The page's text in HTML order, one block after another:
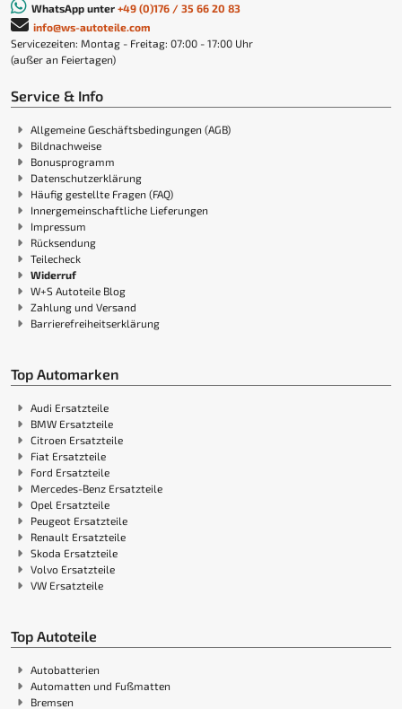
WhatsApp unter +49 (0)176 / 35 66 20 83
info@ws-autoteile.com
Servicezeiten: Montag - Freitag: 07:00 - 17:00 Uhr
(außer an Feiertagen)
Service & Info
Allgemeine Geschäftsbedingungen (AGB)
Bildnachweise
Bonusprogramm
Datenschutzerklärung
Häufig gestellte Fragen (FAQ)
Innergemeinschaftliche Lieferungen
Impressum
Rücksendung
Teilecheck
Widerruf
W+S Autoteile Blog
Zahlung und Versand
Barrierefreiheitserklärung
Top Automarken
Audi Ersatzteile
BMW Ersatzteile
Citroen Ersatzteile
Fiat Ersatzteile
Ford Ersatzteile
Mercedes-Benz Ersatzteile
Opel Ersatzteile
Peugeot Ersatzteile
Renault Ersatzteile
Skoda Ersatzteile
Volvo Ersatzteile
VW Ersatzteile
Top Autoteile
Autobatterien
Automatten und Fußmatten
Bremsen